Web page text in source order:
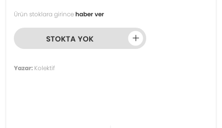
Ürün stoklara girincehaber ver
STOKTA YOK
Yazar: Kolektif